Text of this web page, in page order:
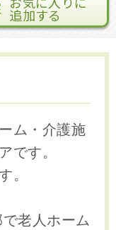
追加する
ム・介護施
です。
。
老人ホーム